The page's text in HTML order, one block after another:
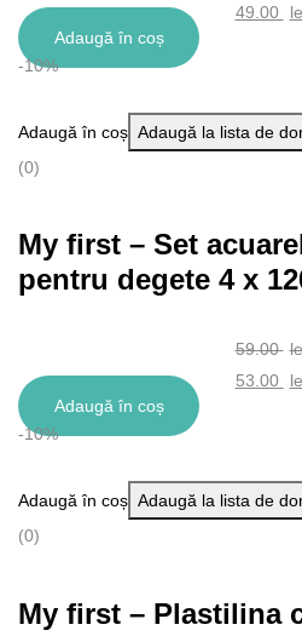
Prețul
55.00
49.00
49.00
Adaugă în coș
-10%
Adaugă în coș Adaugă la lista de
(0)
My first – Set
pentru degete 4 x
59.00
Prețul
59.00
53.00
53.00
Adaugă în coș
-10%
Adaugă în coș Adaugă la lista de
(0)
My first – Plastilina